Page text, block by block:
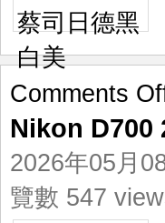
Comments
Nikon D700
2026年05月
覽數 547